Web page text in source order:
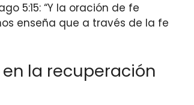
5:15: “Y la oración de fe
enseña que a través de la fe
la recuperación